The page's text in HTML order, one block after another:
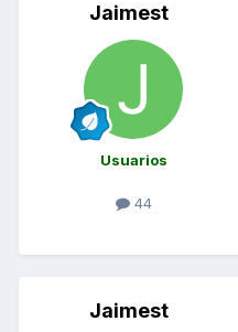
Jaimest
Usuarios
44
Jaimest